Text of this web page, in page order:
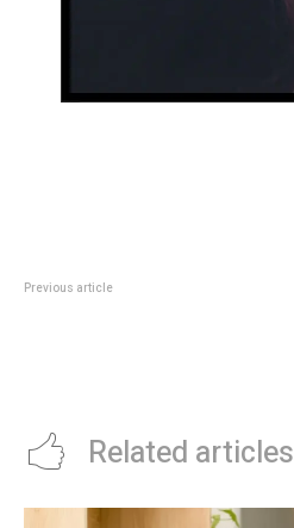
Previous article
Related articles